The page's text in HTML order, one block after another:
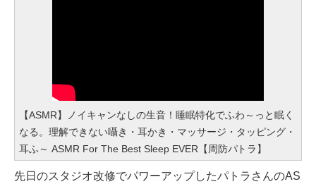
【ASMR】ノイキャンなしの生音！睡眠特化でふわ～っと眠く
なる。理解できない囁き・耳かき・マッサージ・タッピング・
耳ふ～ ASMR For The Best Sleep EVER【周防パトラ】
先日のスタジオ改修でパワーアップしたパトラさんのAS